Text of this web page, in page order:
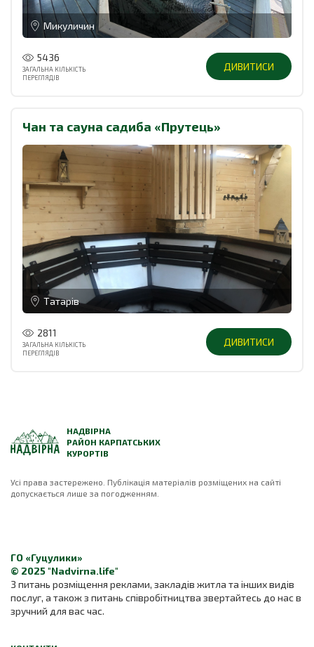
Микуличин
5436
ЗАГАЛЬНА КІЛЬКІСТЬ
ПЕРЕГЛЯДІВ
ДИВИТИСИ
Чан та сауна садиба «Прутець»
Татарів
2811
ЗАГАЛЬНА КІЛЬКІСТЬ
ПЕРЕГЛЯДІВ
ДИВИТИСИ
НАДВІРНА
РАЙОН КАРПАТСЬКИХ
КУРОРТІВ
Усі права застережено. Публікація матеріалів розміщених на сайті
допускається лише за погодженням.
ГО «Гуцулики»
© 2025 "Nadvirna.life"
З питань розміщення реклами, закладів житла та інших видів
послуг, а також з питань співробітництва звертайтесь до нас в
зручний для вас час.